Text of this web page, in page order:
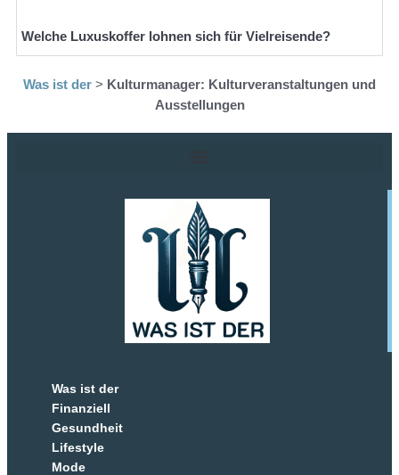
Welche Luxuskoffer lohnen sich für Vielreisende?
Was ist der > Kulturmanager: Kulturveranstaltungen und
Ausstellungen
Was ist der
Finanziell
Gesundheit
Lifestyle
Mode